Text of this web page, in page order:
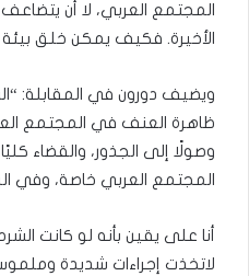
المجتمع العربي، لا أن
الأخيرة. فكيف يمكن خلق
ويضيف دورون في المقابلة:
ظاهرة العنف في المجتمع
وصولًا إلى الجذور، والقضاء
المجتمع العربي خاصة، وفي
أنا على يقين بأنه لو كانت
لاتخذت إجراءات شديدة